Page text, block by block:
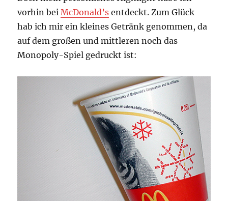
vorhin bei McDonald’s entdeckt. Zum Glück
hab ich mir ein kleines Getränk genommen, da
auf dem großen und mittleren noch das
Monopoly-Spiel gedruckt ist: